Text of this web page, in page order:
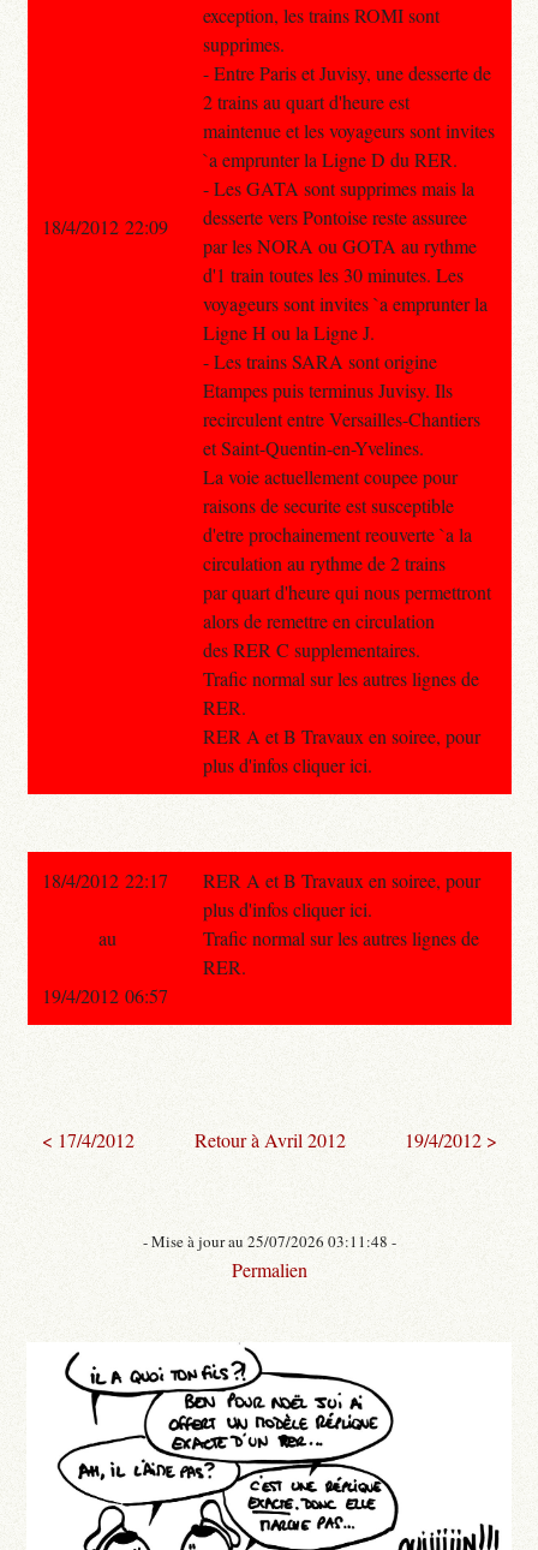
exception, les trains ROMI sont
supprimes.
- Entre Paris et Juvisy, une desserte de
2 trains au quart d'heure est
maintenue et les voyageurs sont invites
`a emprunter la Ligne D du RER.
- Les GATA sont supprimes mais la
desserte vers Pontoise reste assuree
par les NORA ou GOTA au rythme
d'1 train toutes les 30 minutes. Les
voyageurs sont invites `a emprunter la
Ligne H ou la Ligne J.
- Les trains SARA sont origine
Etampes puis terminus Juvisy. Ils
recirculent entre Versailles-Chantiers
et Saint-Quentin-en-Yvelines.
La voie actuellement coupee pour
raisons de securite est susceptible
d'etre prochainement reouverte `a la
circulation au rythme de 2 trains
par quart d'heure qui nous permettront
alors de remettre en circulation
des RER C supplementaires.
Trafic normal sur les autres lignes de
RER.
RER A et B Travaux en soiree, pour
plus d'infos cliquer ici.
18/4/2012 22:09
18/4/2012 22:17
RER A et B Travaux en soiree, pour
plus d'infos cliquer ici.
Trafic normal sur les autres lignes de
RER.
au
19/4/2012 06:57
< 17/4/2012 Retour à Avril 2012 19/4/2012 >
- Mise à jour au 25/07/2026 03:11:48 -
Permalien